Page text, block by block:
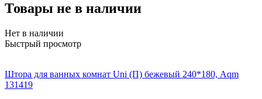
Товары не в наличии
Нет в наличии
Быстрый просмотр
Штора для ванных комнат Uni (П) бежевый 240*180, Aqm
131419